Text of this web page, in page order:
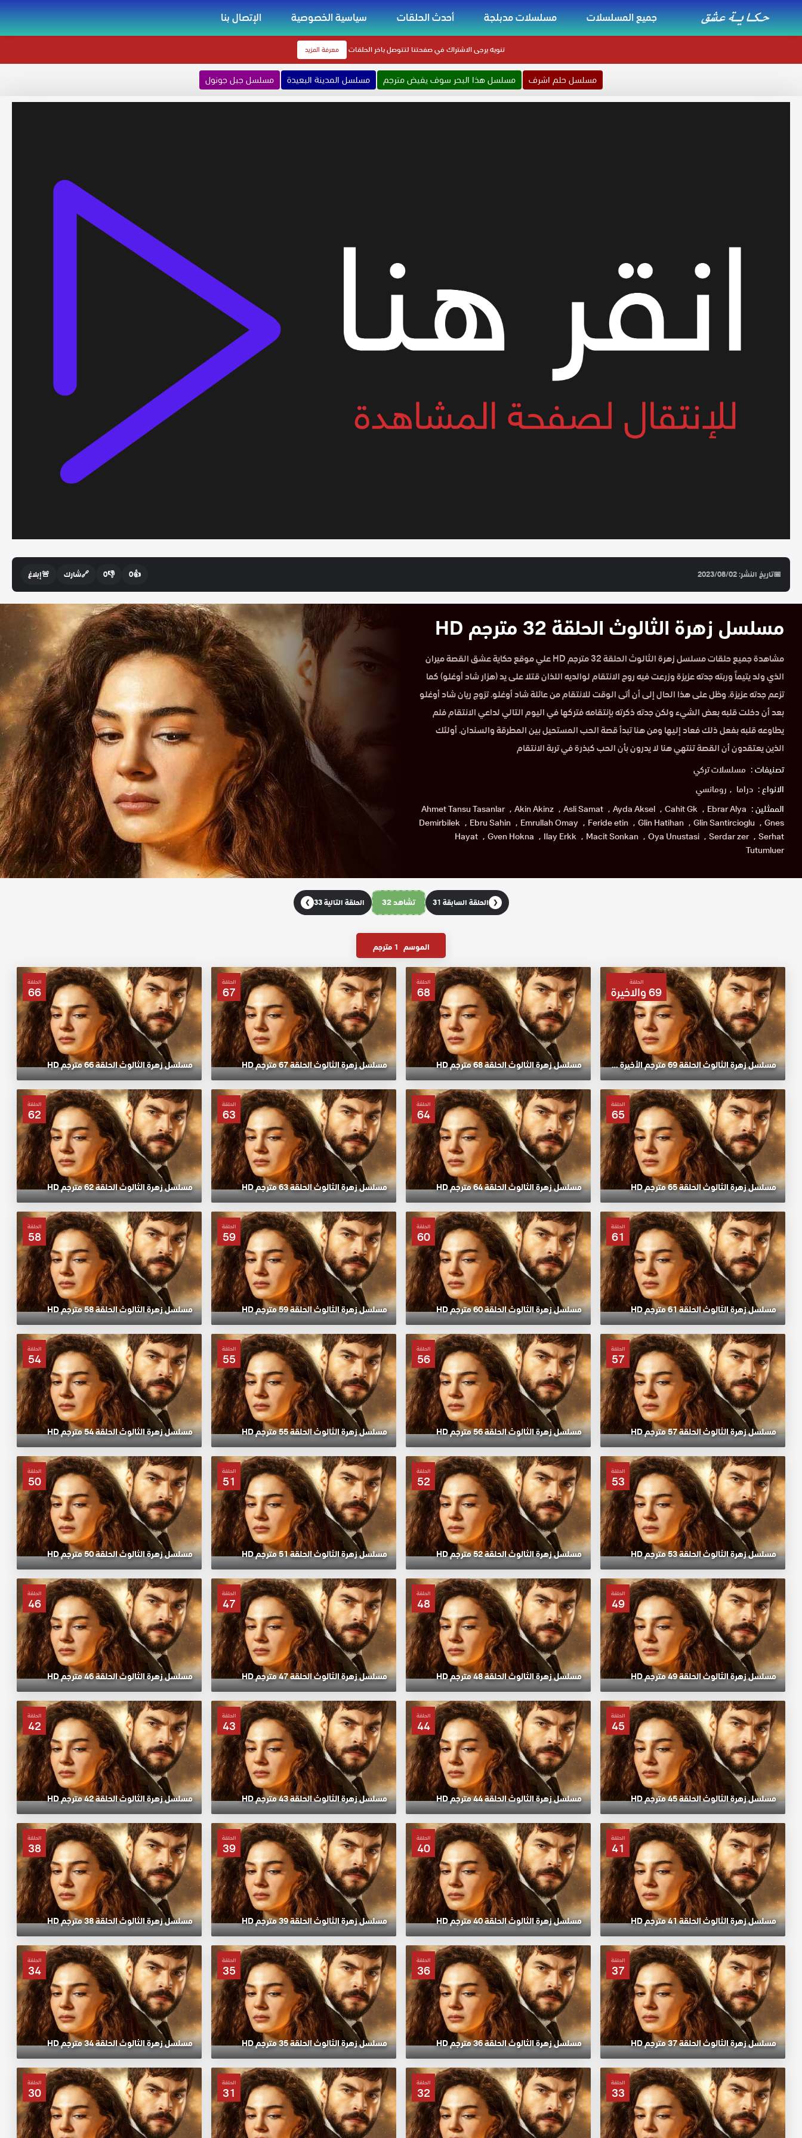
جميع المسلسلات مسلسلات مدبلجة أحدث الحلقات سياسية الخصوصية الإتصال بنا
تنويهيرجى الاشتراك في صفحتنا لتتوصل باخر الحلقات معرفة المزيد
مسلسل حلم اشرف مسلسل هذا البحر سوف يفيض مترجم مسلسل المدينة البعيدة مسلسل جبل جونول
📅تاريخ النشر: 2023/08/02 👍
0
👎
0
🔗شارك 🚨إبلاغ
مسلسل زهرة الثالوث الحلقة 32 مترجم HD
مشاهدة جميع حلقات مسلسل زهرة الثالوث الحلقة 32 مترجم HD علي موقع حكاية عشق القصة ميران
الذي ولد يتيماً وربته جدته عزيزة وزرعت فيه روح الانتقام لوالديه اللذان قتلا على يد (هزار شاد أوغلو) كما
تزعم جدته عزيزة. وظل على هذا الحال إلى أن أتى الوقت للانتقام من عائلة شاد أوغلو. تزوج ريان شاد أوغلو
بعد أن دخلت قلبه بعض الشيء ولكن جدته ذكرته بإنتقامه فتركها في اليوم التالي لداعي الانتقام فلم
يطاوعه قلبه بفعل ذلك فعاد إليها ومن هنا تبدأ قصة الحب المستحيل بين المطرقة والسندان. أولئك
الذين يعتقدون أن القصة تنتهي هنا لا يدرون بأن الحب كبذرة في تربة الانتقام
تصنيفات : مسلسلات تركي
الانواع : دراما
رومانسي
الممثلين :
Ahmet Tansu Tasanlar Akin Akinz Asli Samat Ayda Aksel Cahit Gk
Ebrar Alya
Demirbilek
Ebru Sahin Emrullah Omay Feride etin Glin Hatihan Glin Santircioglu
Gnes
Hayat
Gven Hokna Ilay Erkk Macit Sonkan Oya Unustasi Serdar zer
Serhat
Tutumluer
❮ الحلقة السابقة 31 تشاهد 32 الحلقة التالية 33 ❯
الموسم 1 مترجم
الحلقة
69 والاخيرة
مسلسل زهرة الثالوث الحلقة 69 مترجم الأخيرة HD
الحلقة
68
مسلسل زهرة الثالوث الحلقة 68 مترجم HD
الحلقة
67
مسلسل زهرة الثالوث الحلقة 67 مترجم HD
الحلقة
66
مسلسل زهرة الثالوث الحلقة 66 مترجم HD
الحلقة
65
مسلسل زهرة الثالوث الحلقة 65 مترجم HD
الحلقة
64
مسلسل زهرة الثالوث الحلقة 64 مترجم HD
الحلقة
63
مسلسل زهرة الثالوث الحلقة 63 مترجم HD
الحلقة
62
مسلسل زهرة الثالوث الحلقة 62 مترجم HD
الحلقة
61
مسلسل زهرة الثالوث الحلقة 61 مترجم HD
الحلقة
60
مسلسل زهرة الثالوث الحلقة 60 مترجم HD
الحلقة
59
مسلسل زهرة الثالوث الحلقة 59 مترجم HD
الحلقة
58
مسلسل زهرة الثالوث الحلقة 58 مترجم HD
الحلقة
57
مسلسل زهرة الثالوث الحلقة 57 مترجم HD
الحلقة
56
مسلسل زهرة الثالوث الحلقة 56 مترجم HD
الحلقة
55
مسلسل زهرة الثالوث الحلقة 55 مترجم HD
الحلقة
54
مسلسل زهرة الثالوث الحلقة 54 مترجم HD
الحلقة
53
مسلسل زهرة الثالوث الحلقة 53 مترجم HD
الحلقة
52
مسلسل زهرة الثالوث الحلقة 52 مترجم HD
الحلقة
51
مسلسل زهرة الثالوث الحلقة 51 مترجم HD
الحلقة
50
مسلسل زهرة الثالوث الحلقة 50 مترجم HD
الحلقة
49
مسلسل زهرة الثالوث الحلقة 49 مترجم HD
الحلقة
48
مسلسل زهرة الثالوث الحلقة 48 مترجم HD
الحلقة
47
مسلسل زهرة الثالوث الحلقة 47 مترجم HD
الحلقة
46
مسلسل زهرة الثالوث الحلقة 46 مترجم HD
الحلقة
45
مسلسل زهرة الثالوث الحلقة 45 مترجم HD
الحلقة
44
مسلسل زهرة الثالوث الحلقة 44 مترجم HD
الحلقة
43
مسلسل زهرة الثالوث الحلقة 43 مترجم HD
الحلقة
42
مسلسل زهرة الثالوث الحلقة 42 مترجم HD
الحلقة
41
مسلسل زهرة الثالوث الحلقة 41 مترجم HD
الحلقة
40
مسلسل زهرة الثالوث الحلقة 40 مترجم HD
الحلقة
39
مسلسل زهرة الثالوث الحلقة 39 مترجم HD
الحلقة
38
مسلسل زهرة الثالوث الحلقة 38 مترجم HD
الحلقة
37
مسلسل زهرة الثالوث الحلقة 37 مترجم HD
الحلقة
36
مسلسل زهرة الثالوث الحلقة 36 مترجم HD
الحلقة
35
مسلسل زهرة الثالوث الحلقة 35 مترجم HD
الحلقة
34
مسلسل زهرة الثالوث الحلقة 34 مترجم HD
الحلقة
33
الحلقة
32
الحلقة
31
الحلقة
30